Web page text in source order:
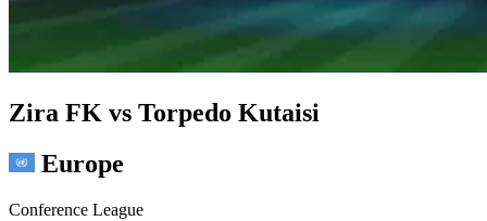
Zira FK vs Torpedo Kutaisi
Europe
Conference League